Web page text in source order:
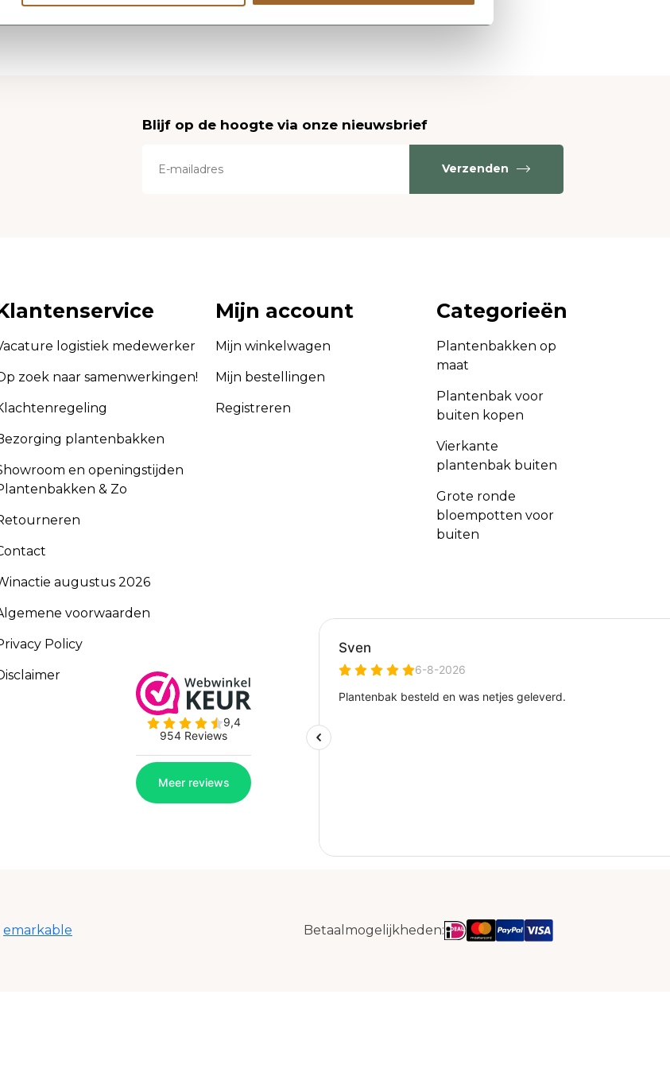
Blijf op de hoogte via onze nieuwsbrief
Verzenden
logistiek medewerker
zoek naar samenwerkingen!
plantenbakken
en openingstijden
& Zo
augustus 2026
voorwaarden
Policy
Mijn account
Mijn winkelwagen
Mijn bestellingen
Registreren
Categorieën
Plantenbakken op
maat
Plantenbak voor
buiten kopen
Vierkante
plantenbak buiten
Grote ronde
bloempotten voor
buiten
emarkable Betaalmogelijkheden: